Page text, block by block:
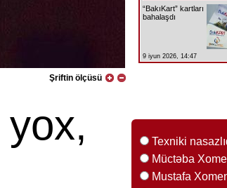
Şriftin ölçüsü
“BakıKart” kartları
bahalaşdı
9 iyun 2026, 14:47
Texniki
Müctəba
Mustafa